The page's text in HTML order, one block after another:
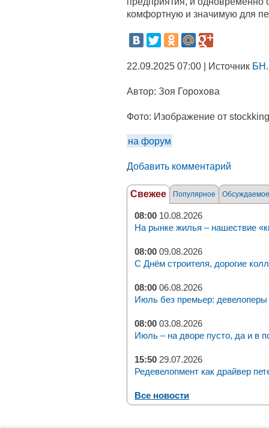
комфортную и значимую для
22.09.2025 07:00 | Источник
Автор: Зоя Горохова
Фото: Изображение от
на форум
Добавить комментарий
Свежее Популярное Обсуждаемое
08:00 10.08.2026
На рынке жилья – нашествие
08:00 09.08.2026
С Днём строителя, дорогие
08:00 06.08.2026
Июль без премьер: девелоперы
08:00 03.08.2026
Июль – на дворе пусто, да и в
15:50 29.07.2026
Редевелопмент как драйвер
Все новости